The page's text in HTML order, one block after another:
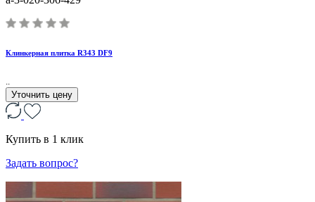
Клинкерная плитка R343 DF9
Уточнить цену
Купить в 1 клик
Задать вопрос?